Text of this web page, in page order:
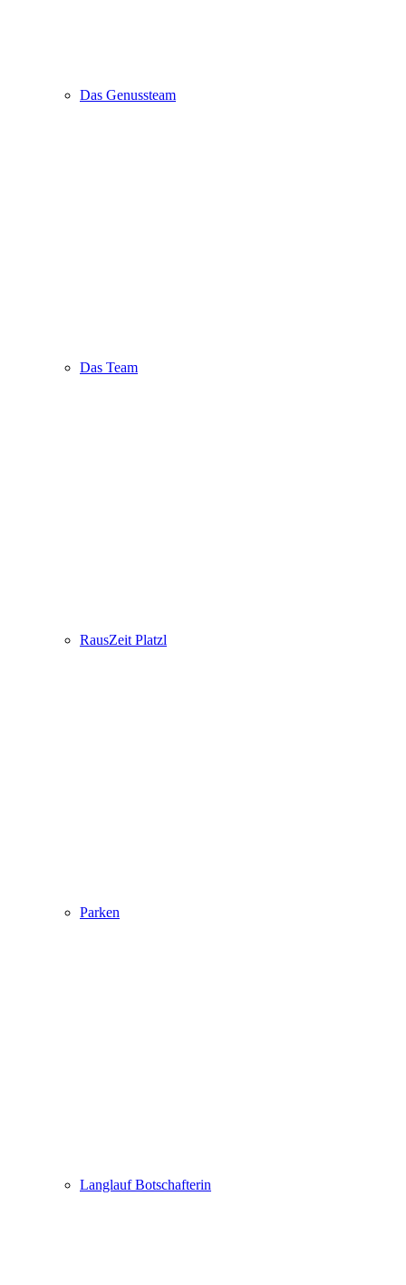
Das Genussteam
Das Team
RausZeit Platzl
Parken
Langlauf Botschafterin